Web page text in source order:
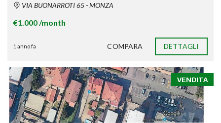
VIA BUONARROTI 65 - MONZA
€1.000 /month
1 anno fa COMPARA DETTAGLI
VENDITA